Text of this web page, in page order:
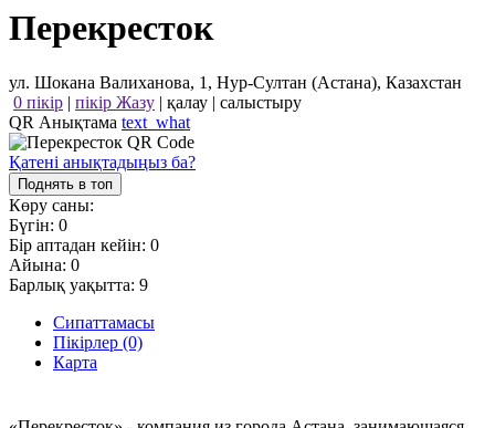
Перекресток
ул. Шокана Валиханова, 1, Нур-Султан (Астана), Казахстан
0 пікір | пікір Жазу | қалау | салыстыру
QR Анықтама text_what
Қатені анықтадыңыз ба?
Поднять в топ
Көру саны:
Бүгін: 0
Бір аптадан кейін: 0
Айына: 0
Барлық уақытта: 9
Сипаттамасы
Пікірлер (0)
Карта